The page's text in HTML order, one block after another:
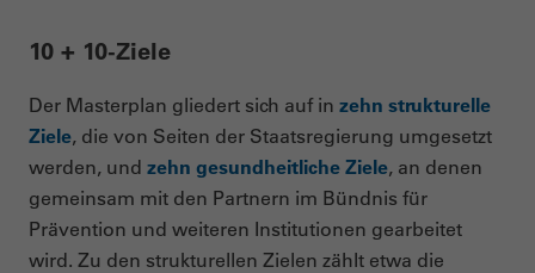
10 + 10-Ziele
Der Masterplan gliedert sich auf in zehn strukturelle
Ziele, die von Seiten der Staatsregierung umgesetzt
werden, und zehn gesundheitliche Ziele, an denen
gemeinsam mit den Partnern im Bündnis für
Prävention und weiteren Institutionen gearbeitet
wird. Zu den strukturellen Zielen zählt etwa die